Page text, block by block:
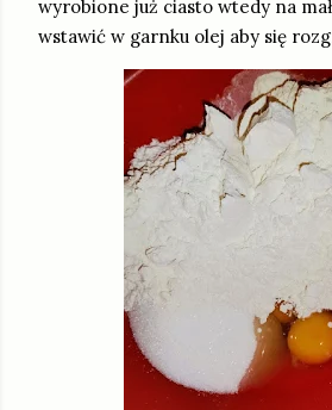
wyrobione już ciasto wtedy na
wstawić w garnku olej aby się